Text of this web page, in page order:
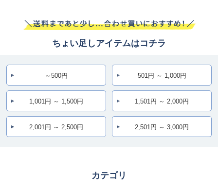
ちょい足しアイテムはコチラ
～500円 501円 ～ 1,000円
1,001円 ～ 1,500円 1,501円 ～ 2,000円
2,001円 ～ 2,500円 2,501円 ～ 3,000円
カテゴリ